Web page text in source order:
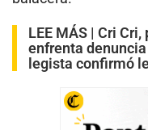
LEE MÁS | Cri Cri,
enfrenta
legista confirmó